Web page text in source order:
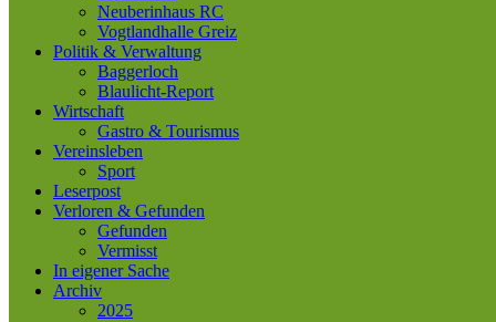
Neuberinhaus RC
Vogtlandhalle Greiz
Politik & Verwaltung
Baggerloch
Blaulicht-Report
Wirtschaft
Gastro & Tourismus
Vereinsleben
Sport
Leserpost
Verloren & Gefunden
Gefunden
Vermisst
In eigener Sache
Archiv
2025